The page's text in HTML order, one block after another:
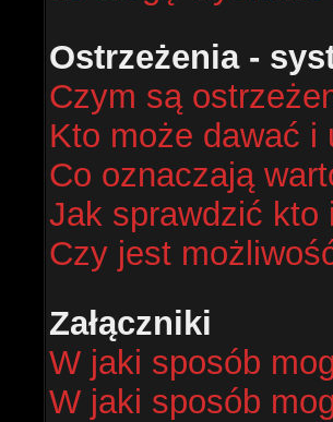
Ostrzeżenia -
Czym są
Kto może dawać i
Co oznaczają
Jak sprawdzić kto
Czy jest
Załączniki
W jaki sposób
W jaki sposób